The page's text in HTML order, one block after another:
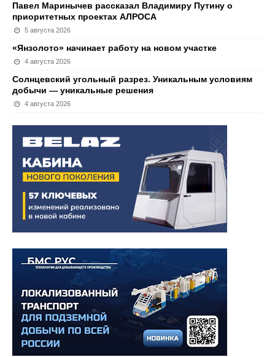
Павел Маринычев рассказал Владимиру Путину о
приоритетных проектах АЛРОСА
5 августа 2026
«Янзолото» начинает работу на новом участке
4 августа 2026
Солнцевский угольный разрез. Уникальным условиям
добычи — уникальные решения
4 августа 2026